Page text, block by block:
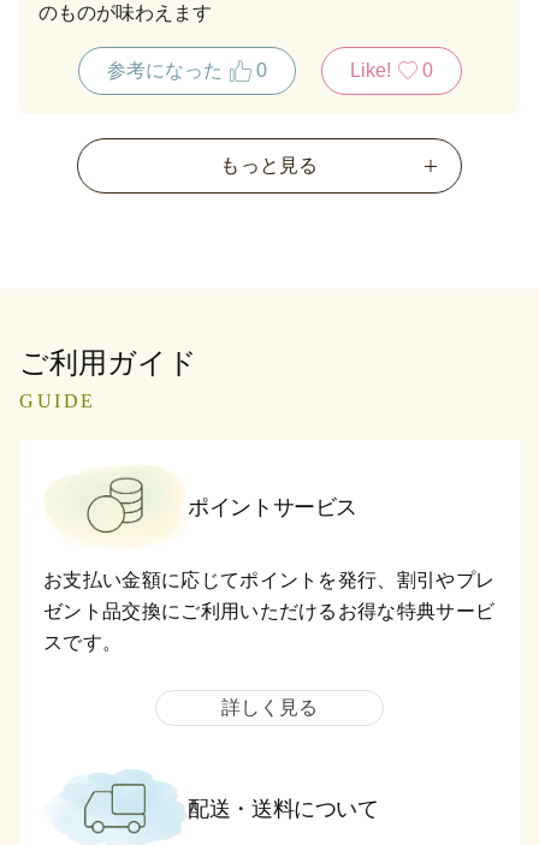
のものが味わえます
参考になった 0 Like! 0
もっと見る
ご利用ガイド
GUIDE
ポイントサービス
お支払い金額に応じてポイントを発行、割引やプレ
ゼント品交換にご利用いただけるお得な特典サービ
スです。
詳しく見る
配送・送料について